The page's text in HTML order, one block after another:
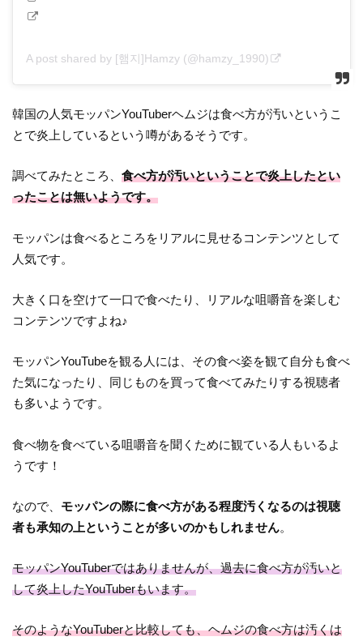
A post shared by [햄지]Hamzy (@hamzy_1990)
韓国の人気モッパンYouTuberヘムジは食べ方が汚いというこ
とで炎上しているという噂があるそうです。
調べてみたところ、食べ方が汚いということで炎上したとい
ったことは無いようです。
モッパンは食べるところをリアルに見せるコンテンツとして
人気です。
大きく口を空けて一口で食べたり、リアルな咀嚼音を楽しむ
コンテンツですよね♪
モッパンYouTubeを観る人には、その食べ姿を観て自分も食べ
た気になったり、同じものを買って食べてみたりする視聴者
も多いようです。
食べ物を食べている咀嚼音を聞くために観ている人もいるよ
うです！
なので、 モッパンの際に食べ方がある程度汚くなるのは視聴
者も承知の上ということが多いのかもしれません。
モッパンYouTuberではありませんが、過去に食べ方が汚いと
して炎上したYouTuberもいます。
そのようなYouTuberと比較しても、ヘムジの食べ方は汚くは